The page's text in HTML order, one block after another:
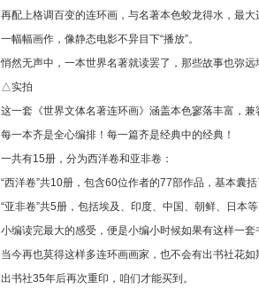
再配上格调百变的连环画，与名著本色蛟龙得水，最大
一幅幅画作，像静态电影不异目下“播放”。
悄然无声中，一本世界名著就读罢了，那些故事也弥远
△实拍
这一套《世界文体名著连环画》涵盖本色寥落丰富，兼
每一本齐是全心编排！每一篇齐是经典中的经典！
一共有15册，分为西洋卷和亚非卷：
“西洋卷”共10册，包含60位作者的77部作品，基本囊
“亚非卷”共5册，包括埃及、印度、中国、朝鲜、日本
小编读完最大的感受，便是小编小时候如果有这样一套
当今再也莫得这样多连环画画家，也不会有出书社花如
出书社35年后再次重印，咱们才能买到。